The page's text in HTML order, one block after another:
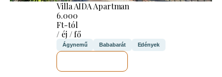
Villa AIDA Apartman
6.000
Ft-tól
/ éj / fő
Ágynemű Bababarát Edények